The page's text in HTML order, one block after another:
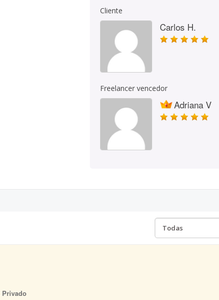
Cliente
Carlos H.
Freelancer vencedor
Adriana V
Privado